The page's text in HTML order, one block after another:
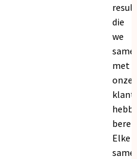
die
we
met
onze
Elke